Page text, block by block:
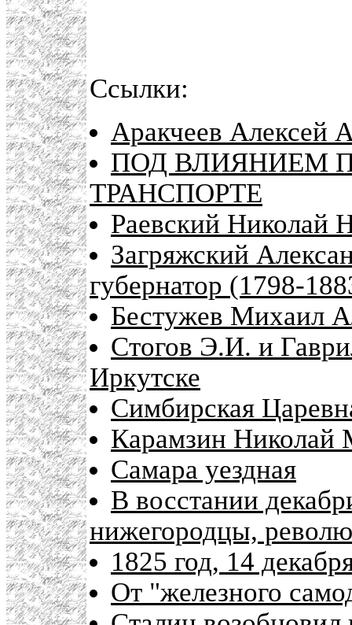
Ссылки:
Аракчеев Алексей
ПОД ВЛИЯНИЕМ
ТРАНСПОРТЕ
Раевский Николай
Загряжский
губернатор (1798-
Бестужев Михаил
Стогов Э.И. и
Иркутске
Симбирская
Карамзин Николай
Самара уездная
В восстании
нижегородцы,
1825 год, 14
От "железного